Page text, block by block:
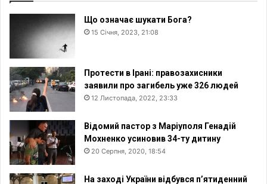
Що означає шукати Бога?
15 Січня, 2023, 21:08
Протести в Ірані: правозахисники
заявили про загибель уже 326 людей
12 Листопада, 2022, 23:33
Відомий пастор з Маріуполя Генадій
Мохненко усиновив 34-ту дитину
20 Серпня, 2020, 18:54
На заході України відбувся п’ятиденний